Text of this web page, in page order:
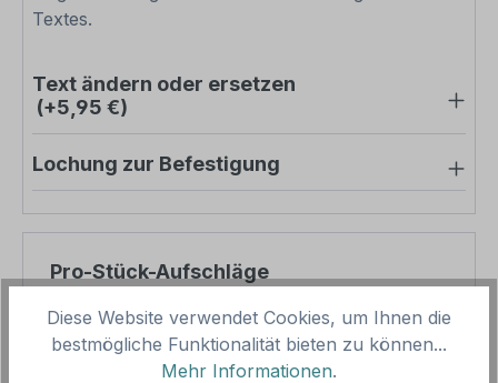
Textes.
Text ändern oder ersetzen
(+5,95 €)
Lochung zur Befestigung
Pro-Stück-Aufschläge
Produktpreis
8,57 €
Zwischensumme
Diese Website verwendet Cookies, um Ihnen die
bestmögliche Funktionalität bieten zu können...
Mehr Informationen.